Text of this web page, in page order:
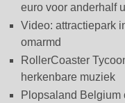
euro voor anderhalf
Video: attractiepark
omarmd
RollerCoaster
herkenbare muziek
Plopsaland Belgium